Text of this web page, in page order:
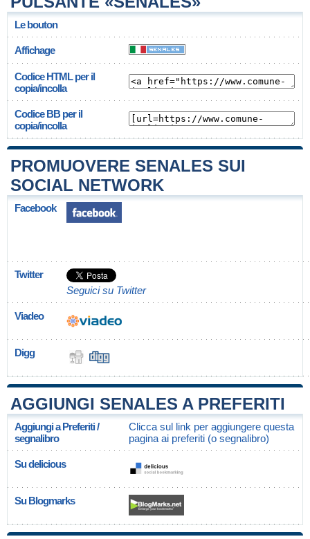
Le bouton
Affichage
Codice HTML per il
copia/incolla
Codice BB per il
copia/incolla
PROMUOVERE SENALES SUI
SOCIAL NETWORK
Facebook
Twitter
Seguici su Twitter
Viadeo
Digg
AGGIUNGI SENALES A PREFERITI
Aggiungi a Preferiti /
segnalibro
Clicca sul link per aggiungere questa
pagina ai preferiti (o segnalibro)
Su delicious
Su Blogmarks